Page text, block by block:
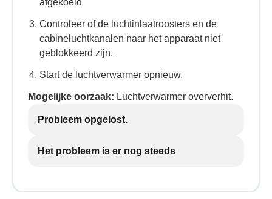
afgekoeld
Controleer of de luchtinlaatroosters en de
cabineluchtkanalen naar het apparaat niet
geblokkeerd zijn.
Start de luchtverwarmer opnieuw.
Mogelijke oorzaak: Luchtverwarmer oververhit.
Probleem opgelost.
Het probleem is er nog steeds